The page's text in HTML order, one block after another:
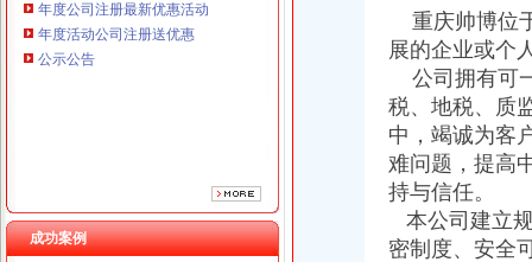
本站导航年度公司注册最新优惠活动
年度活动公司注册送优惠
公示公告
成功案例
重庆傲志众达投资咨询有限责任公司 渝九1000万 （增资）
重庆臣夫商贸有限公司 （执照专让）
重庆卿倾商贸有限责任公司 渝江100万 （工商注册）
重庆帅博位
展的企业或个
公司拥有可
税、地税、质
中，竭诚为客
难问题，提高
持与信任。
本公司建立
密制度、安全